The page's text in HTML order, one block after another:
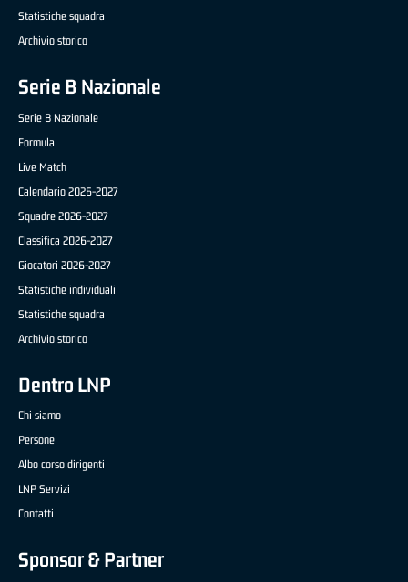
Statistiche squadra
Archivio storico
Serie B Nazionale
Serie B Nazionale
Formula
Live Match
Calendario 2026-2027
Squadre 2026-2027
Classifica 2026-2027
Giocatori 2026-2027
Statistiche individuali
Statistiche squadra
Archivio storico
Dentro LNP
Chi siamo
Persone
Albo corso dirigenti
LNP Servizi
Contatti
Sponsor & Partner